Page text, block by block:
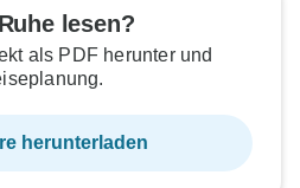
lesen?
als PDF herunter und
herunterladen